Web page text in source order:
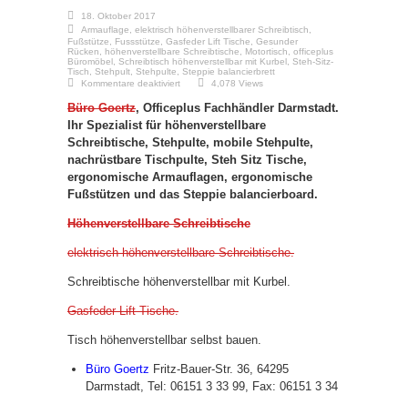
18. Oktober 2017
Armauflage
elektrisch höhenverstellbarer Schreibtisch
Fußstütze
Fussstütze Gasfeder Lift Tische
Gesunder
Rücken
höhenverstellbare Schreibtische Motortisch
officeplus
Büromöbel Schreibtisch höhenverstellbar mit Kurbel Steh-Sitz-
Tisch
Stehpult Stehpulte
Steppie balancierbrett
Kommentare deaktiviertfür
Fachhändler
Darmstadt
4,078 Views
Büro Goertz, Officeplus Fachhändler Darmstadt.
Ihr Spezialist für höhenverstellbare
Schreibtische, Stehpulte, mobile Stehpulte,
nachrüstbare Tischpulte, Steh Sitz Tische,
ergonomische Armauflagen, ergonomische
Fußstützen und das Steppie balancierboard.
Höhenverstellbare Schreibtische
elektrisch höhenverstellbare Schreibtische.
Schreibtische höhenverstellbar mit Kurbel.
Gasfeder Lift Tische.
Tisch höhenverstellbar selbst bauen.
Büro Goertz Fritz-Bauer-Str. 36, 64295
Darmstadt, Tel: 06151 3 33 99, Fax: 06151 3 34